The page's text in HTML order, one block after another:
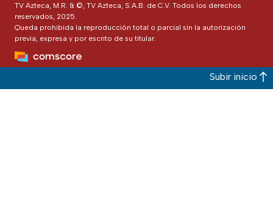
TV Azteca, M.R. & ©, TV Azteca, S.A.B. de C.V. Todos los derechos
reservados, 2025.
Queda prohibida la reproducción total o parcial sin la autorización
previa, expresa y por escrito de su titular.
Subir inicio